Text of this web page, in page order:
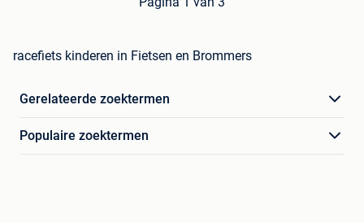
racefiets kinderen in Fietsen en Brommers
Gerelateerde zoektermen
Populaire zoektermen